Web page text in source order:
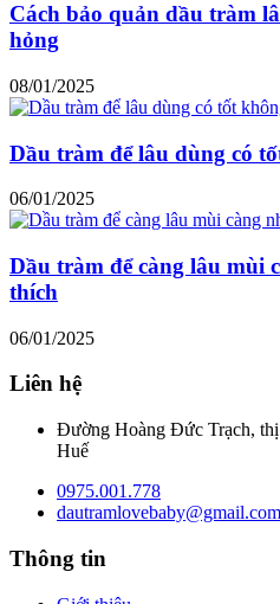
Cách bảo quản dầu tràm
hỏng
08/01/2025
Dầu tràm để lâu dùng có
06/01/2025
Dầu tràm để càng lâu mùi
thích
06/01/2025
Liên hệ
Đường Hoàng Đức Trạch,
Huế
0975.001.778
dautramlovebaby@gmail.com
Thông tin